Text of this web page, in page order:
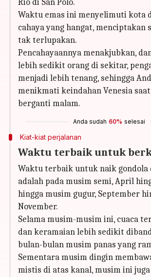
Rio di San Polo.
Waktu emas ini menyelimuti kota
cahaya yang hangat, menciptakan
tak terlupakan.
Pencahayaannya menakjubkan,
lebih sedikit orang di sekitar,
menjadi lebih tenang, sehingga
menikmati keindahan Venesia
berganti malam.
Anda sudah 60% selesai
Kiat-kiat perjalanan
Waktu terbaik untuk
Waktu terbaik untuk naik gondola
adalah pada musim semi, April
hingga musim gugur, September
November.
Selama musim-musim ini, cuaca
dan keramaian lebih sedikit
bulan-bulan musim panas yang
Sementara musim dingin
mistis di atas kanal, musim ini